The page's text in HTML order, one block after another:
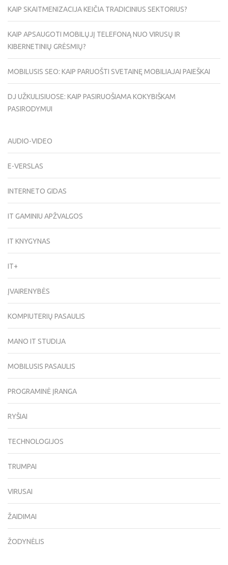
KAIP SKAITMENIZACIJA KEIČIA TRADICINIUS SEKTORIUS?
KAIP APSAUGOTI MOBILŲJĮ TELEFONĄ NUO VIRUSŲ IR
KIBERNETINIŲ GRĖSMIŲ?
MOBILUSIS SEO: KAIP PARUOŠTI SVETAINĘ MOBILIAJAI PAIEŠKAI
DJ UŽKULISIUOSE: KAIP PASIRUOŠIAMA KOKYBIŠKAM
PASIRODYMUI
AUDIO-VIDEO
E-VERSLAS
INTERNETO GIDAS
IT GAMINIU APŽVALGOS
IT KNYGYNAS
IT+
ĮVAIRENYBĖS
KOMPIUTERIŲ PASAULIS
MANO IT STUDIJA
MOBILUSIS PASAULIS
PROGRAMINĖ ĮRANGA
RYŠIAI
TECHNOLOGIJOS
TRUMPAI
VIRUSAI
ŽAIDIMAI
ŽODYNĖLIS